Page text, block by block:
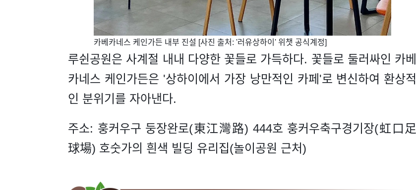
​카베카네스 케인가든 내부 진설 [사진 출처: '러유상하이' 위챗 공식계정]
루쉰공원은 사계절 내내 다양한 꽃들로 가득하다. 꽃들로 둘러싸인 카베
카네스 케인가든은 '상하이에서 가장 낭만적인 카페'로 변신하여 환상적
인 분위기를 자아낸다.
주소: 훙커우구 둥장완로(東江灣路) 444호 훙커우축구경기장(虹口足
球場) 호숫가의 흰색 빌딩 유리집(놀이공원 근처)